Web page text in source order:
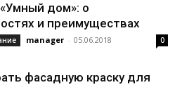
дом»: о
и преимуществах
manager - 05.06.2018 0
фасадную краску для